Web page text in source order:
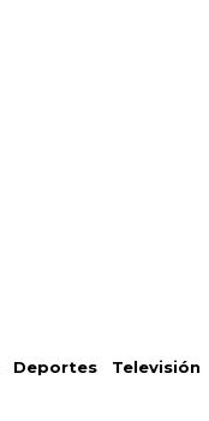
Deportes Televisión